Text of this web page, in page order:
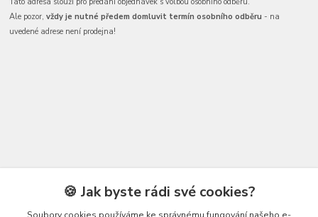
Ale pozor,vždy je nutné předem domluvit termín osobního odběru - na
uvedené adrese není prodejna!
Kontakty🍪 Jak byste rádi své cookies?